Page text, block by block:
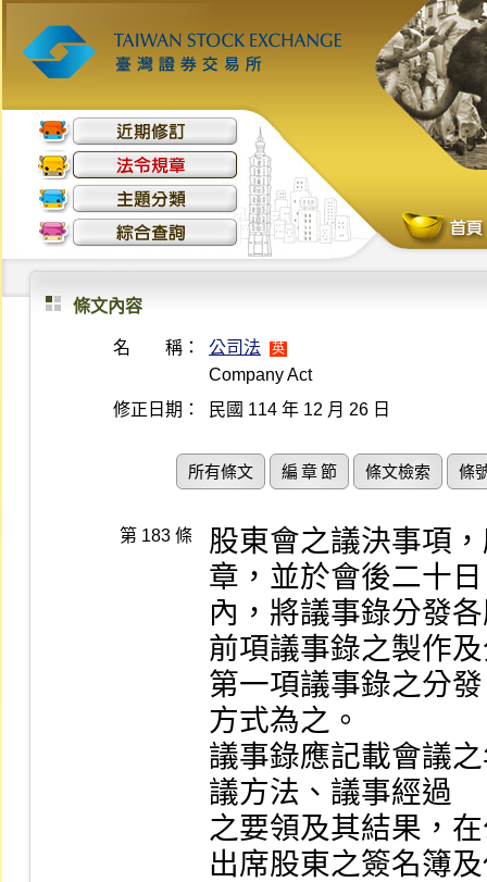
條文內容
名 稱： 公司法 英
Company Act
修正日期：
民國 114 年 12 月 26 日
所有條文 編 章 節 條文檢索 條
第 183 條
股東會之議決事項
章，並於會後二十日
內，將議事錄分發
前項議事錄之製作
第一項議事錄之分
方式為之。
議事錄應記載會議
議方法、議事經過
之要領及其結果，
出席股東之簽名簿